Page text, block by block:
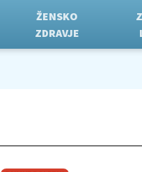
ŽENSKO
ZDRAVJE